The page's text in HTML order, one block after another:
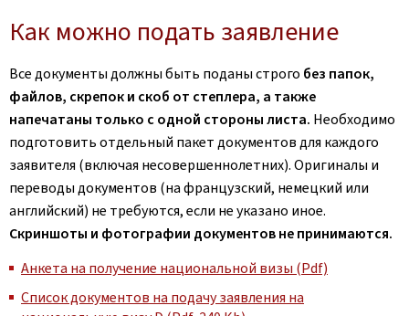
Как можно подать заявление
Все документы должны быть поданы строго без папок,
файлов, скрепок и скоб от степлера, а также
напечатаны только с одной стороны листа. Необходимо
подготовить отдельный пакет документов для каждого
заявителя (включая несовершеннолетних). Оригиналы и
переводы документов (на французский, немецкий или
английский) не требуются, если не указано иное.
Скриншоты и фотографии документов не принимаются.
Анкета на получение национальной визы (Pdf)
Список документов на подачу заявления на